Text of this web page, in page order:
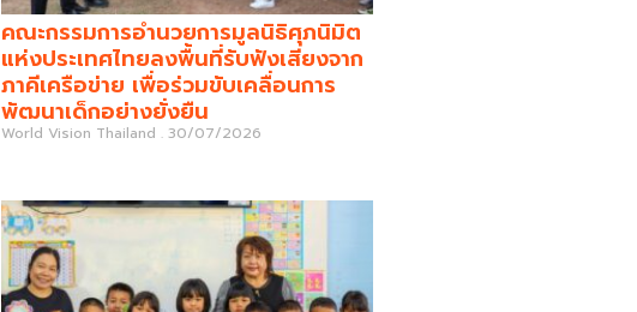
คณะกรรมการอำนวยการมูลนิธิศุภนิมิต
แห่งประเทศไทยลงพื้นที่รับฟังเสียงจาก
ภาคีเครือข่าย เพื่อร่วมขับเคลื่อนการ
พัฒนาเด็กอย่างยั่งยืน
World Vision Thailand 30/07/2026